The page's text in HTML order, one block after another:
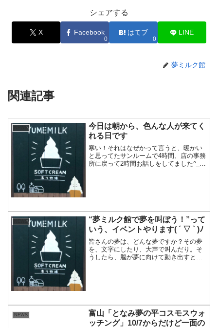
シェアする
X Facebook
0
はてブ
0
LINE
夢ミルク館
関連記事
NEWS
今日は朝から、色んな人が来てく
れる日です
寒い！それはなぜかって言うと、暖かい
と思ってたサンルームで4時間、店の事務
所に戻って2時間お話しをしてました^_^
NEWS
“夢ミルク館で夢を叫ぼう！”って
いう、イベントやります( ´ ▽ ` )ﾉ
皆さんの夢は、どんな夢ですか？その夢
を、文字にしたり、大声で叫んだり。そ
うしたら、脳が夢に向けて動き出すと思
NEWS
富山「となみ夢の平コスモスウォ
ッチング」10/7からだけど一面の